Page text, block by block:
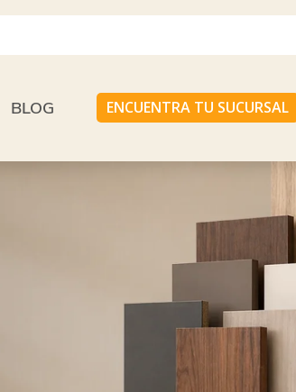
BLOG ENCUENTRA TU SUCURSAL